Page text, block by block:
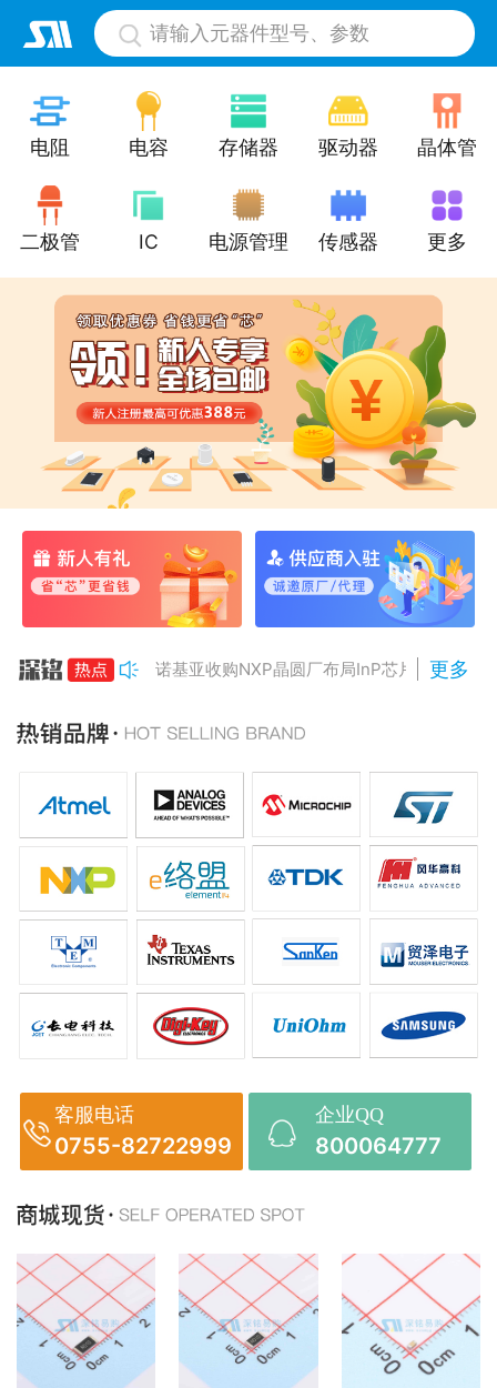
请输入元器件型号、参数
电阻 电容 存储器 驱动器 晶体管
二极管 IC 电源管理 传感器 更多
诺基亚收购NXP晶圆厂布局InP芯片
Anthropic组建AI芯片团队
AMD二季度营收增50%，数据中心业务将翻倍
更多
客服电话
0755-82722999
企业QQ
800064777